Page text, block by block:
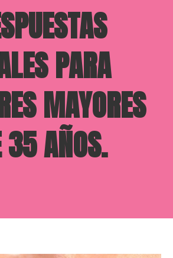
PARA
MAYORES
35 AÑOS.